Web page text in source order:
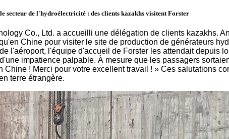
secteur de l'hydroélectricité : des clients kazakhs visitent Forster
Co., Ltd. a accueilli une délégation de clients kazakhs.
Chine pour visiter le site de production de générateurs
l'aéroport, l'équipe d'accueil de Forster les attendait depuis
impatience palpable. À mesure que les passagers
! Merci pour votre excellent travail ! » Ces salutations
terre étrangère.